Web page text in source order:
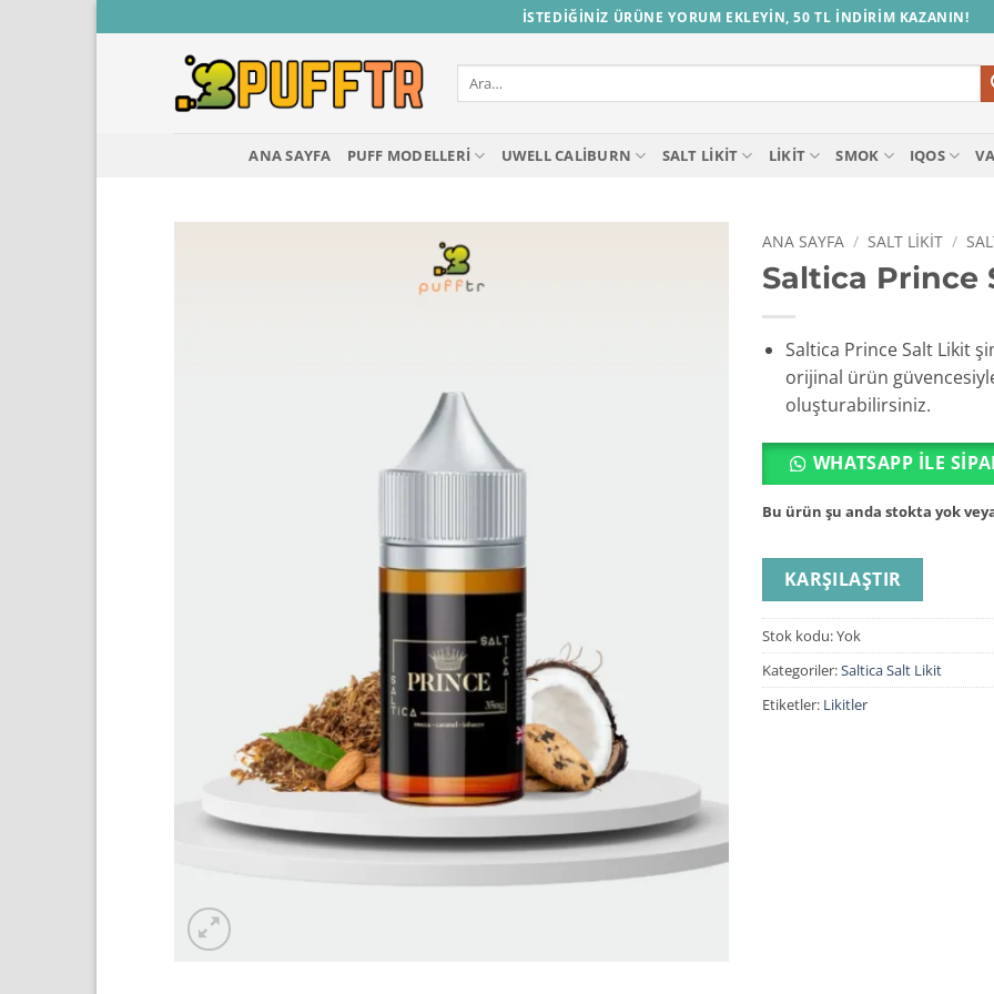
atla
İSTEDİĞİNİZ ÜRÜNE YORUM EKLEYİN, 50 TL İNDİRİM KAZANIN!
Ara:
ANA SAYFA PUFF MODELLERI UWELL CALIBURN SALT LIKIT LIKIT SMOK IQOS
ANA SAYFA / SALT LIKIT /
Saltica Prince
Saltica Prince Salt Likit
orijinal ürün
oluşturabilirsiniz.
WHATSAPP ILE
Bu ürün şu anda stokta yok
KARŞILAŞTIR
Stok kodu:Yok
Kategoriler:Saltica Salt Likit
Etiketler: Likitler